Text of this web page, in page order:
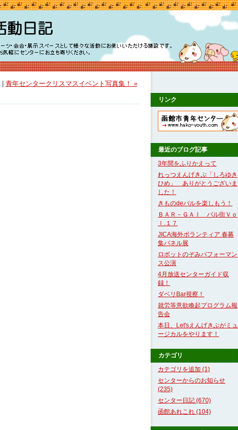
青年センタークリスマスイベント写真集！ »
リンク
最近のブログ記事
3年間をふりかえって
れっつえんげきぶ「しろゆき
ひめ」 ありがとうございま
した！
きものdeバルを楽しもう！
ＢＡＲ－ＧＡＩ バル街Ｖｏ
ｌ.１７
JICA海外ボランティア 春募
集パネル展
ロボットのぞみパフォーマン
ス公演
4月放送センターガイド収
録！
ダベリBar視察！
就労等意欲喚起プログラム報
告会
本日、Let'sえんげきぶがミュ
ージカルをやります！
カテゴリ
カテゴリを追加 (1)
センターからのお知らせ
(235)
センター日記 (670)
函館あれこれ (104)